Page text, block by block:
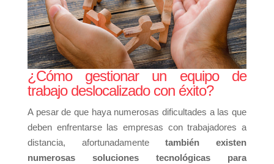
¿Cómo gestionar un equipo de
trabajo deslocalizado con éxito?
A pesar de que haya numerosas dificultades a las que
deben enfrentarse las empresas con trabajadores a
distancia, afortunadamentetambién existen
numerosas soluciones tecnológicas para